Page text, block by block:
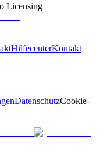
Licensing
HilfecenterKontakt
DatenschutzCookie-